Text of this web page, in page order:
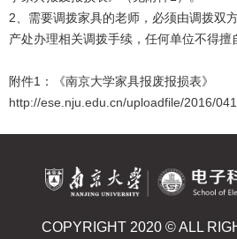
2、需要调拨家具的老师，必须由调拨双
产处办理相关调拨手续，任何单位不得擅
附件1：《南京大学家具报废报损表》
http://ese.nju.edu.cn/uploadfile/2016/
COPYRIGHT 2020 © ALL